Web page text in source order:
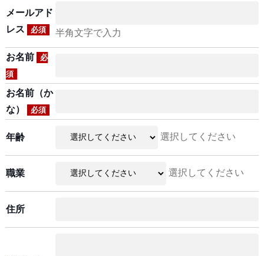
メールアド
レス
必須 半角文字で入力
お名前
必
須
お名前（か
な）
必須
年齢 選択してください
職業 選択してください
住所